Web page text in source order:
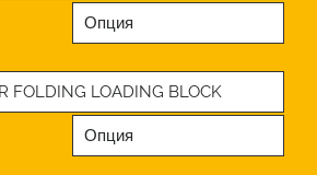
Опция
FOLDING LOADING BLOCK
Опция